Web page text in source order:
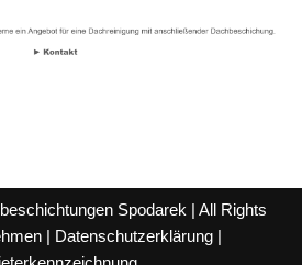
Spodarek | All Rights
Datenschutzerklärung